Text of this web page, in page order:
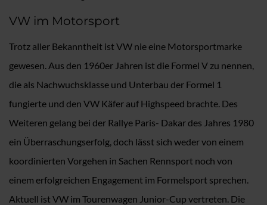
VW im Motorsport
Trotz aller Bekanntheit ist VW nie eine Motorsportmarke
gewesen. Aus den 1960er Jahren ist die Formel V zu nennen,
die als Nachwuchsklasse und Unterbau der Formel 1
fungierte und den VW Käfer auf Highspeed brachte. Des
Weiteren gelang bei der Rallye Paris- Dakar des Jahres 1980
ein Überraschungserfolg, doch lässt sich weder von einem
koordinierten Vorgehen in Sachen Rennsport noch von
einem erfolgreichen Engagement im Formelsport sprechen.
Aktuell ist VW im Tourenwagen Junior-Cup vertreten. Die